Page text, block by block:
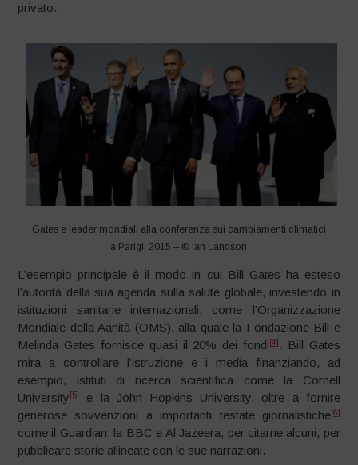
privato.
Gates e leader mondiali alla conferenza sui cambiamenti climatici
a Parigi, 2015 – © Ian Landson
L’esempio principale è il modo in cui Bill Gates ha esteso
l’autorità della sua agenda sulla salute globale, investendo in
istituzioni sanitarie internazionali, come l’Organizzazione
Mondiale della Aanità (OMS), alla quale la Fondazione Bill e
Melinda Gates fornisce quasi il 20% dei fondi [4] . Bill Gates
mira a controllare l’istruzione e i media finanziando, ad
esempio, istituti di ricerca scientifica come la Cornell
University [5]
e la John Hopkins University, oltre a fornire
generose sovvenzioni a importanti testate giornalistiche[6]
come il Guardian, la BBC e Al Jazeera, per citarne alcuni, per
pubblicare storie allineate con le sue narrazioni.